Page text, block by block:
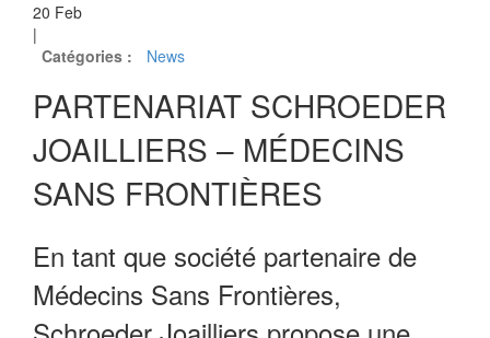
20 Feb
|
Catégories :
News
PARTENARIAT SCHROEDER
JOAILLIERS – MÉDECINS
SANS FRONTIÈRES
En tant que société partenaire de
Médecins Sans Frontières,